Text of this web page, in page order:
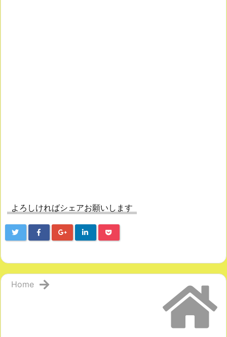
よろしければシェアお願いします
Home